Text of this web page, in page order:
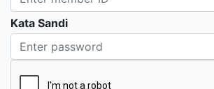
Kata Sandi